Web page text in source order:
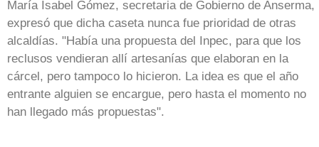
María Isabel Gómez, secretaria de Gobierno de Anserma,
expresó que dicha caseta nunca fue prioridad de otras
alcaldías. "Había una propuesta del Inpec, para que los
reclusos vendieran allí artesanías que elaboran en la
cárcel, pero tampoco lo hicieron. La idea es que el año
entrante alguien se encargue, pero hasta el momento no
han llegado más propuestas".